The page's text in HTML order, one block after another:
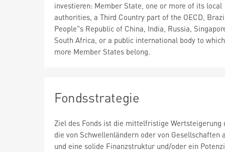
investieren: Member State, one or more of its local
authorities, a Third Country part of the OECD,
People"s Republic of China, India, Russia,
South Africa, or a public international body to
more Member States belong.
Fondsstrategie
Ziel des Fonds ist die mittelfristige Wertsteigerung
die von Schwellenländern oder von
und eine solide Finanzstruktur und/oder ein